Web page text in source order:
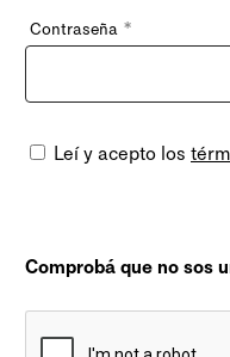
Contraseña *
Leí y acepto los
Comprobá que no sos